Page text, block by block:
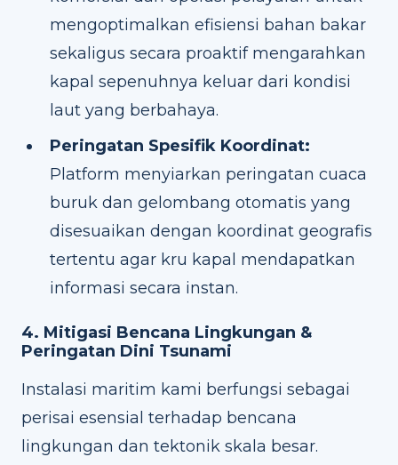
mengoptimalkan efisiensi bahan bakar
sekaligus secara proaktif mengarahkan
kapal sepenuhnya keluar dari kondisi
laut yang berbahaya.
Peringatan Spesifik Koordinat:
Platform menyiarkan peringatan cuaca
buruk dan gelombang otomatis yang
disesuaikan dengan koordinat geografis
tertentu agar kru kapal mendapatkan
informasi secara instan.
4. Mitigasi Bencana Lingkungan &
Peringatan Dini Tsunami
Instalasi maritim kami berfungsi sebagai
perisai esensial terhadap bencana
lingkungan dan tektonik skala besar.